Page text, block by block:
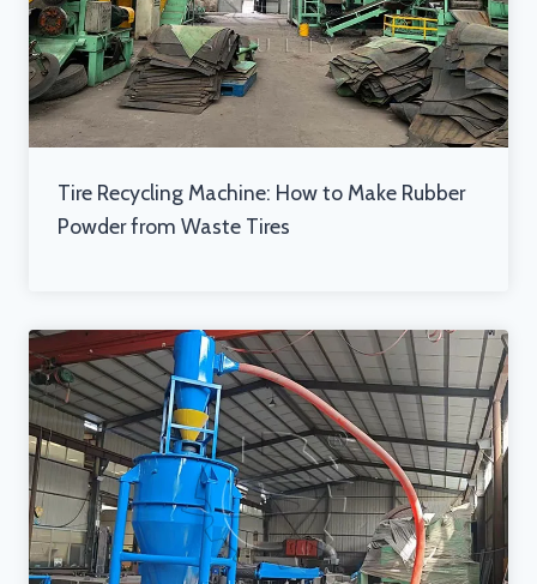
Tire Recycling Machine: How to Make Rubber
Powder from Waste Tires